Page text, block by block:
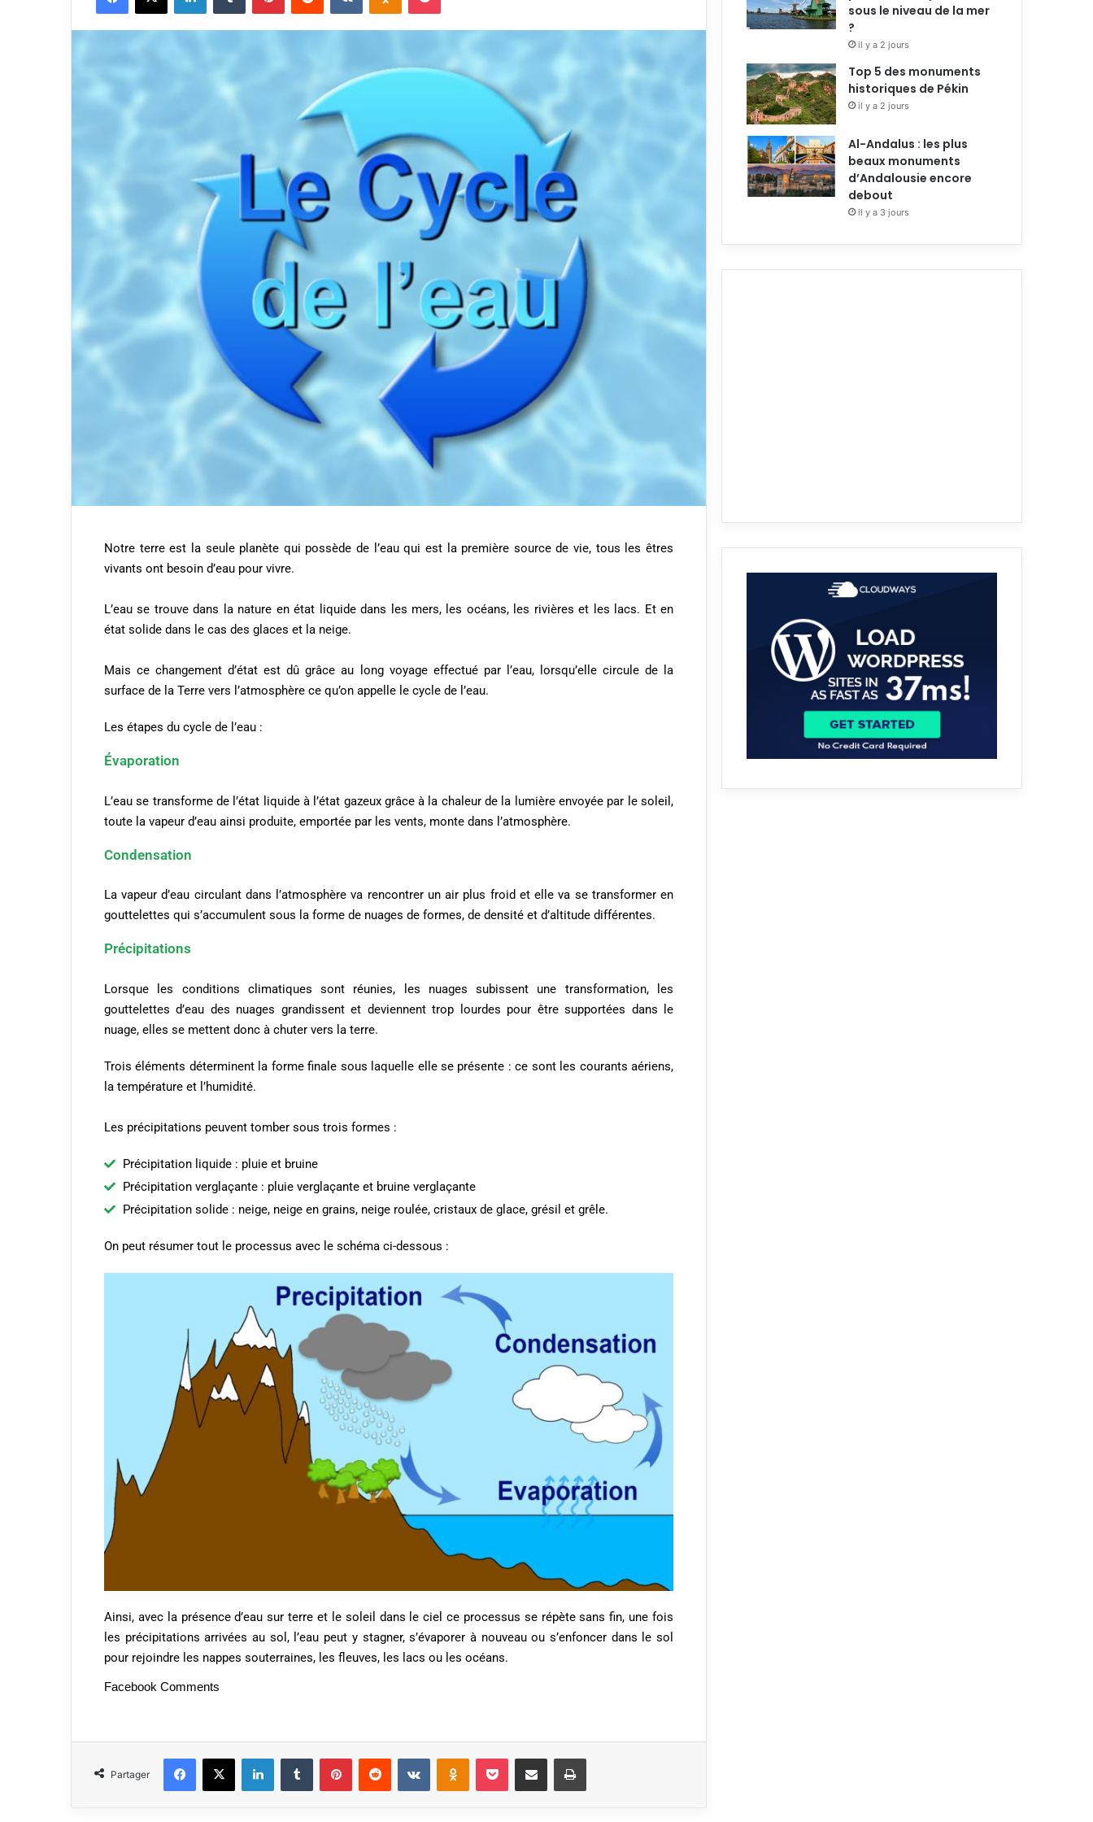
Notre terre est la seule planète qui possède de l’eau qui est la première source de vie, tous les êtres
vivants ont besoin d’eau pour vivre.
L’eau se trouve dans la nature en état liquide dans les mers, les océans, les rivières et les lacs. Et en
état solide dans le cas des glaces et la neige.
Mais ce changement d’état est dû grâce au long voyage effectué par l’eau, lorsqu’elle circule de la
surface de la Terre vers l’atmosphère ce qu’on appelle le cycle de l’eau.
Les étapes du cycle de l’eau :
Évaporation
L’eau se transforme de l’état liquide à l’état gazeux grâce à la chaleur de la lumière envoyée par le soleil,
toute la vapeur d’eau ainsi produite, emportée par les vents, monte dans l’atmosphère.
Condensation
La vapeur d’eau circulant dans l’atmosphère va rencontrer un air plus froid et elle va se transformer en
gouttelettes qui s’accumulent sous la forme de nuages de formes, de densité et d’altitude différentes.
Précipitations
Lorsque les conditions climatiques sont réunies, les nuages subissent une transformation, les
gouttelettes d’eau des nuages grandissent et deviennent trop lourdes pour être supportées dans le
nuage, elles se mettent donc à chuter vers la terre.
Trois éléments déterminent la forme finale sous laquelle elle se présente : ce sont les courants aériens,
la température et l’humidité.
Les précipitations peuvent tomber sous trois formes :
Précipitation liquide : pluie et bruine
Précipitation verglaçante : pluie verglaçante et bruine verglaçante
Précipitation solide : neige, neige en grains, neige roulée, cristaux de glace, grésil et grêle.
On peut résumer tout le processus avec le schéma ci-dessous :
Ainsi, avec la présence d’eau sur terre et le soleil dans le ciel ce processus se répète sans fin, une fois
les précipitations arrivées au sol, l’eau peut y stagner, s’évaporer à nouveau ou s’enfoncer dans le sol
pour rejoindre les nappes souterraines, les fleuves, les lacs ou les océans.
Facebook Comments
Partager
sous le niveau de la mer
?
il y a 2 jours
Top 5 des monuments
historiques de Pékin
il y a 2 jours
Al-Andalus : les plus
beaux monuments
d’Andalousie encore
debout
il y a 3 jours